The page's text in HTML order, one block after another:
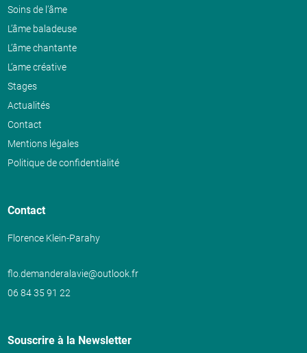
Soins de l’âme
L’âme baladeuse
L’âme chantante
L’ame créative
Stages
Actualités
Contact
Mentions légales
Politique de confidentialité
Contact
Florence Klein-Parahy
flo.demanderalavie@outlook.fr
06 84 35 91 22
Souscrire à la Newsletter